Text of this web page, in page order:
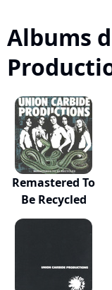
Albums
Remastered To
Be Recycled